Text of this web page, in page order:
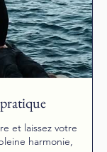
et laissez votre
harmonie,